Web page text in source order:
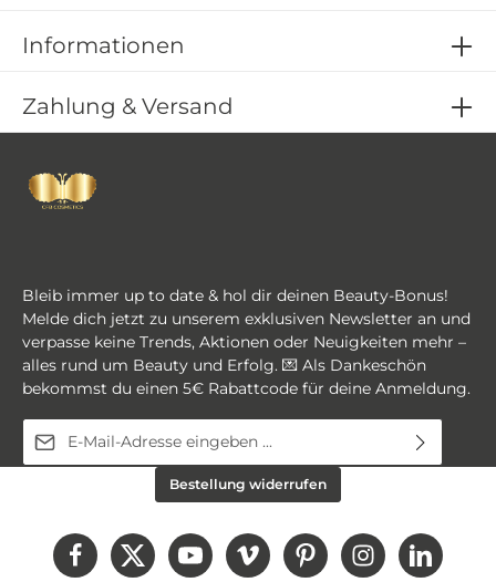
Bleib immer up to date & hol dir deinen Beauty-Bonus!
Melde dich jetzt zu unserem exklusiven Newsletter an und
verpasse keine Trends, Aktionen oder Neuigkeiten mehr –
alles rund um Beauty und Erfolg. 💌 Als Dankeschön
bekommst du einen 5€ Rabattcode für deine Anmeldung.
E-Mail-Adresse*
Datenschutzbestimmungen
Kenntnis genommen und dieAGBgelesen und bin
Diese Seite ist durch reCAPTCHA geschützt und es gelten die
undNutzungsbedingungen
Informationen
Zahlung & Versand
Bestellung widerrufen